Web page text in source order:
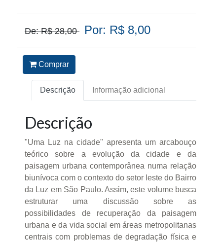
De: R$ 28,00 Por: R$ 8,00
Comprar
Descrição Informação adicional
Descrição
"Uma Luz na cidade" apresenta um arcabouço
teórico sobre a evolução da cidade e da
paisagem urbana contemporânea numa relação
biunívoca com o contexto do setor leste do Bairro
da Luz em São Paulo. Assim, este volume busca
estruturar uma discussão sobre as
possibilidades de recuperação da paisagem
urbana e da vida social em áreas metropolitanas
centrais com problemas de degradação física e